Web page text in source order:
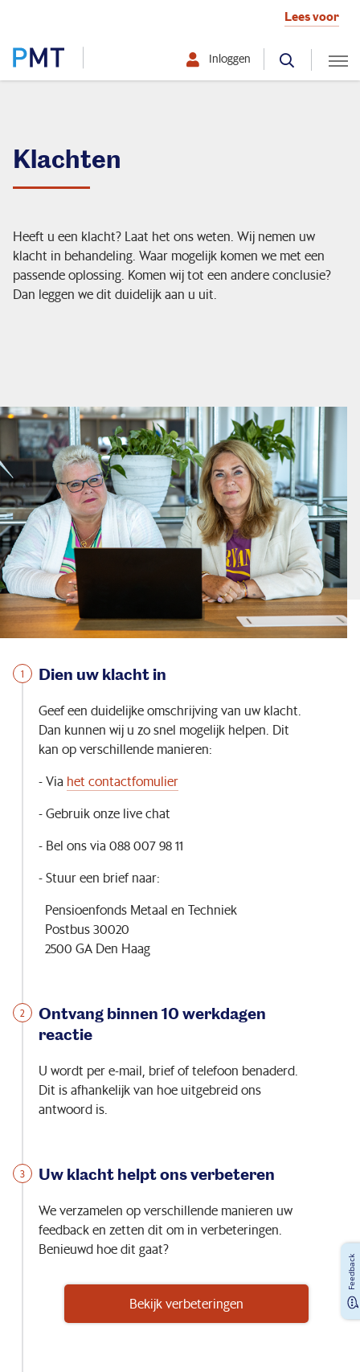
Lees voor
Werkgever
Over PMT
Inloggen
Uw werknemers
Handige tools
Service & contact
Klachten
Heeft u een klacht? Laat het ons weten. Wij nemen uw
klacht in behandeling. Waar mogelijk komen we met een
passende oplossing. Komen wij tot een andere conclusie?
Dan leggen we dit duidelijk aan u uit.
Dien uw klacht in
Geef een duidelijke omschrijving van uw klacht.
Dan kunnen wij u zo snel mogelijk helpen. Dit
kan op verschillende manieren:
- Via het contactfomulier
- Gebruik onze live chat
- Bel ons via 088 007 98 11
- Stuur een brief naar:
Pensioenfonds Metaal en Techniek
Postbus 30020
2500 GA Den Haag
Ontvang binnen 10 werkdagen
reactie
U wordt per e-mail, brief of telefoon benaderd.
Dit is afhankelijk van hoe uitgebreid ons
antwoord is.
Uw klacht helpt ons verbeteren
We verzamelen op verschillende manieren uw
feedback en zetten dit om in verbeteringen.
Benieuwd hoe dit gaat?
Bekijk verbeteringen
Feedback